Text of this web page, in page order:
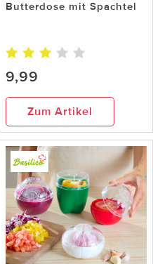
Butterdose mit Spachtel
9,99
Zum Artikel